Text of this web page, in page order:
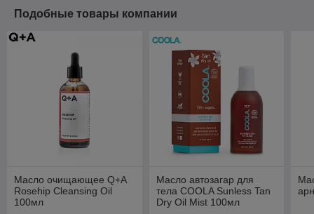
Подобные товары компании
Масло очищающее Q+A
Rosehip Cleansing Oil
100мл
Масло автозагар для
тела COOLA Sunless Tan
Dry Oil Mist 100мл